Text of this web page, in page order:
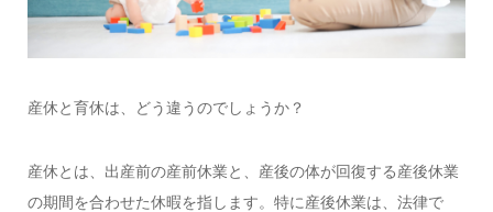
産休と育休は、どう違うのでしょうか？
産休とは、出産前の産前休業と、産後の体が回復する産後休業
の期間を合わせた休暇を指します。特に産後休業は、法律で